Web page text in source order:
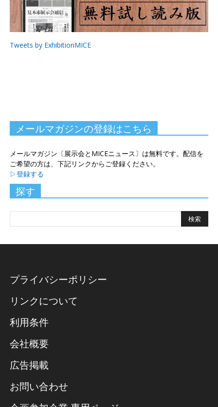
Tweets by ExhibitionMICE
メールマガジンの登録はこちら
メールマガジン〔展示会とMICEニュース〕は無料です。配信を
ご希望の方は、下記リンクからご登録ください。
▷登録する
探す
プライバシーポリシー
リンクについて
利用条件
会社概要
広告掲載
お問い合わせ